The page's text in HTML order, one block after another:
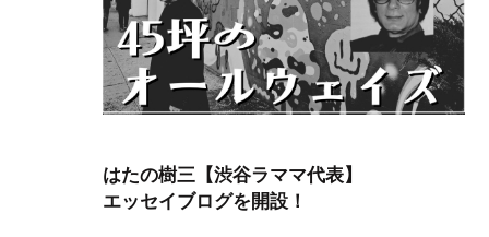
はたの樹三【渋谷ラママ代表】
エッセイブログを開設！